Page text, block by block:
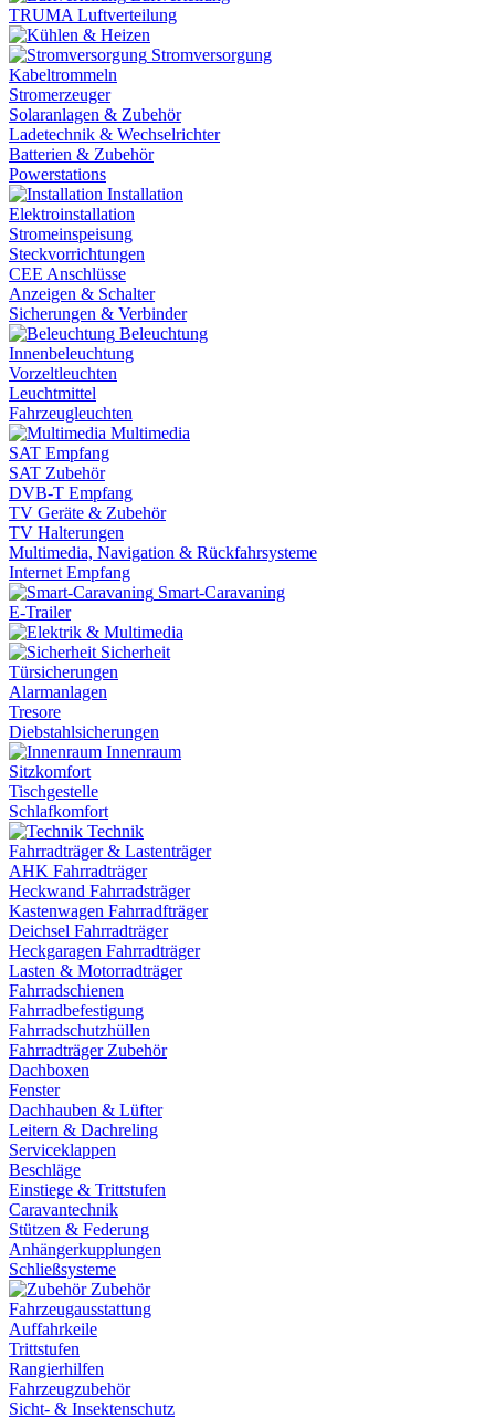
TRUMA Luftverteilung
Stromversorgung
Kabeltrommeln
Stromerzeuger
Solaranlagen & Zubehör
Ladetechnik & Wechselrichter
Batterien & Zubehör
Powerstations
Installation
Elektroinstallation
Stromeinspeisung
Steckvorrichtungen
CEE Anschlüsse
Anzeigen & Schalter
Sicherungen & Verbinder
Beleuchtung
Innenbeleuchtung
Vorzeltleuchten
Leuchtmittel
Fahrzeugleuchten
Multimedia
SAT Empfang
SAT Zubehör
DVB-T Empfang
TV Geräte & Zubehör
TV Halterungen
Multimedia, Navigation & Rückfahrsysteme
Internet Empfang
Smart-Caravaning
E-Trailer
Sicherheit
Türsicherungen
Alarmanlagen
Tresore
Diebstahlsicherungen
Innenraum
Sitzkomfort
Tischgestelle
Schlafkomfort
Technik
Fahrradträger & Lastenträger
AHK Fahrradträger
Heckwand Fahrradsträger
Kastenwagen Fahrradfträger
Deichsel Fahrradträger
Heckgaragen Fahrradträger
Lasten & Motorradträger
Fahrradschienen
Fahrradbefestigung
Fahrradschutzhüllen
Fahrradträger Zubehör
Dachboxen
Fenster
Dachhauben & Lüfter
Leitern & Dachreling
Serviceklappen
Beschläge
Einstiege & Trittstufen
Caravantechnik
Stützen & Federung
Anhängerkupplungen
Schließsysteme
Zubehör
Fahrzeugausstattung
Auffahrkeile
Trittstufen
Rangierhilfen
Fahrzeugzubehör
Sicht- & Insektenschutz